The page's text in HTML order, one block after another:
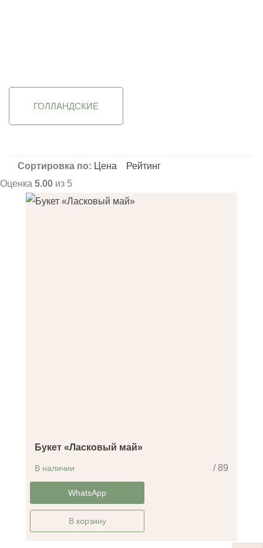
ГОЛЛАНДСКИЕ
Сортировка по: Цена
Рейтинг
Оценка 5.00 из 5
Букет «Ласковый май»
/ 89
В наличии
-35%WhatsApp
В корзину